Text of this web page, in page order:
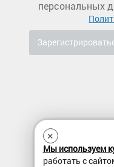
персональных
×
Мы используем
работать с